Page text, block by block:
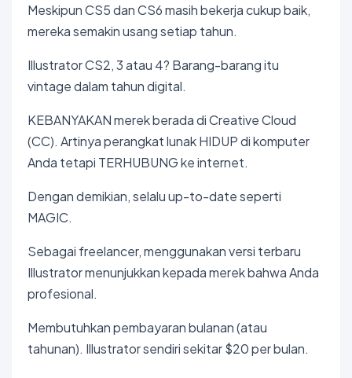
Meskipun CS5 dan CS6 masih bekerja cukup baik,
mereka semakin usang setiap tahun.
Illustrator CS2, 3 atau 4? Barang-barang itu
vintage dalam tahun digital.
KEBANYAKAN merek berada di Creative Cloud
(CC). Artinya perangkat lunak HIDUP di komputer
Anda tetapi TERHUBUNG ke internet.
Dengan demikian, selalu up-to-date seperti
MAGIC.
Sebagai freelancer, menggunakan versi terbaru
Illustrator menunjukkan kepada merek bahwa Anda
profesional.
Membutuhkan pembayaran bulanan (atau
tahunan). Illustrator sendiri sekitar $20 per bulan.